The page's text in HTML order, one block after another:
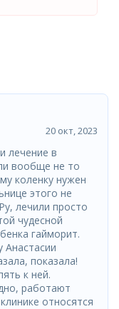
20 окт, 2023
лечение в
вообще не то
коленку нужен
этого не
лечили просто
чудесной
гайморит.
показала!
к ней.
работают
относятся